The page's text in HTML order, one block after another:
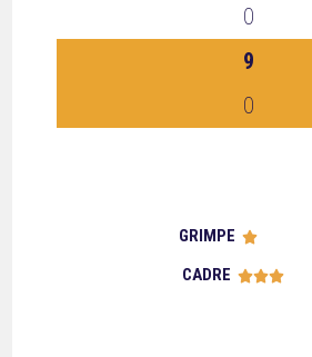
0
9
0
GRIMPE 
CADRE 